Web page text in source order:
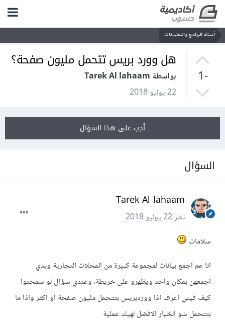
أسئلة البرامج والتطبيقات
-1
هل وورد بريس تتحمل مليون صفحة؟
بواسطة Tarek Al lahaam
22 يوليو 2018
أجب على هذا السؤال
السؤال
Tarek Al lahaam
نشر22 يوليو 2018
سلامات
انا عم اجمع بيانات لمجموعة كبيرة من المحلات التجارية وبدي
اجمعهن بمكان واحد ويظهرو على خريطة، وعندي سؤال لو سمحتوا
كيف فيني اعرف اذا ووردبريس بتتحمل مليون صفحة او اكثر واذا ما
بتتحمل شو الخيار الافضل لهيك عملية